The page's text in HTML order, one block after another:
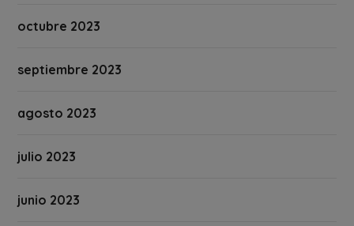
octubre 2023
septiembre 2023
agosto 2023
julio 2023
junio 2023